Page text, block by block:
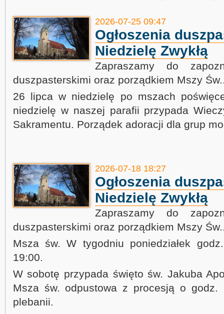
2026-07-25 09:47
Ogłoszenia
Niedzielę Zwykłą
Zapraszamy do
duszpasterskimi oraz porządkiem Mszy
26 lipca w niedzielę po mszach
niedzielę w naszej parafii przypada
Sakramentu. Porządek adoracji dla grup
2026-07-18 18:27
Ogłoszenia
Niedzielę Zwykłą
Zapraszamy do
duszpasterskimi oraz porządkiem Mszy
Msza św. W tygodniu poniedziałek
19:00.
W sobotę przypada święto św. Jakuba
Msza św. odpustowa z procesją o
plebanii.